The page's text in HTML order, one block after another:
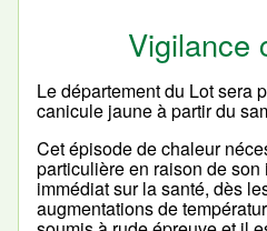
Vigilance
Le département du Lot sera
canicule jaune à partir du
Cet épisode de chaleur
particulière en raison de
immédiat sur la santé, dès
augmentations de